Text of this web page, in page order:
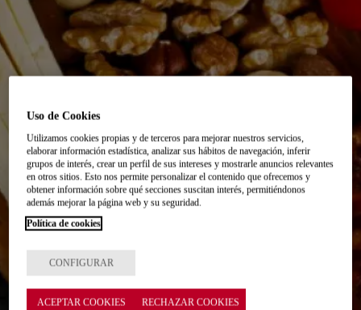
Contacta con nosotros
Uso de Cookies
Utilizamos cookies propias y de terceros para mejorar nuestros servicios,
elaborar información estadística, analizar sus hábitos de navegación, inferir
grupos de interés, crear un perfil de sus intereses y mostrarle anuncios relevantes
en otros sitios. Esto nos permite personalizar el contenido que ofrecemos y
obtener información sobre qué secciones suscitan interés, permitiéndonos
además mejorar la página web y su seguridad.
Política de cookies
CONFIGURAR
RECHAZAR COOKIES
ACEPTAR COOKIES